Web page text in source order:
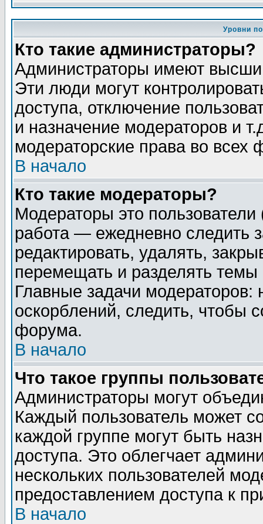
Уровни
Кто такие администраторы?
Администраторы имеют
Эти люди могут
доступа, отключение
и назначение модераторов и
модераторские права во всех
В начало
Кто такие модераторы?
Модераторы это
работа — ежедневно следить
редактировать, удалять,
перемещать и разделять
Главные задачи
оскорблений, следить, чтобы
форума.
В начало
Что такое группы
Администраторы могут
Каждый пользователь может
каждой группе могут быть
доступа. Это облегчает
нескольких пользователей
предоставлением доступа к
В начало